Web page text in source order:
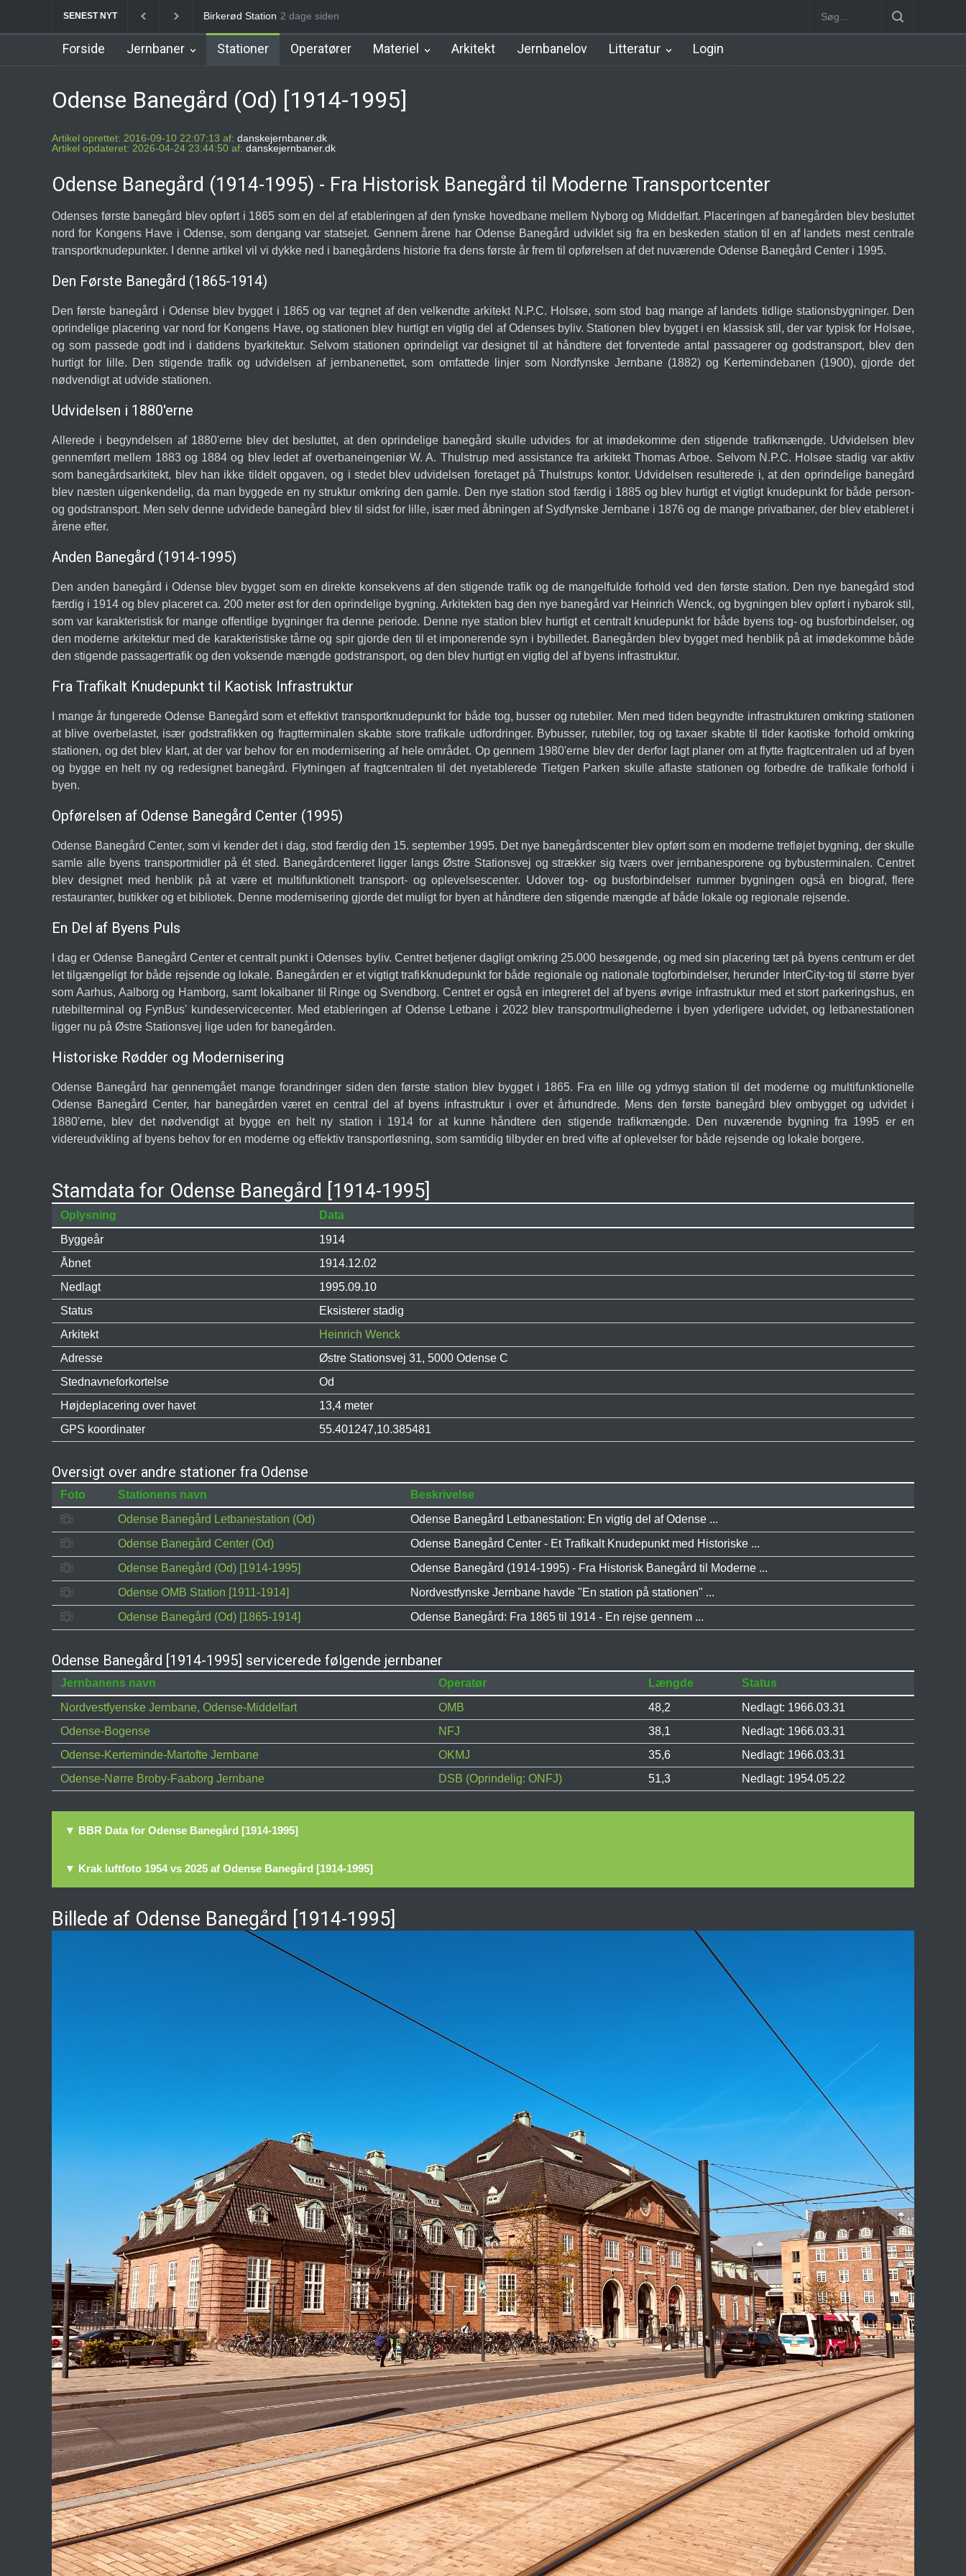
SENEST NYT Allerød Station Favrholm Station Nørrebro B Station [1886-1930] Nørrebro A Station
2 dage siden
Forside Jernbaner Stationer Operatører Materiel Arkitekt Jernbanelov Litteratur Login
Odense Banegård (Od) [1914-1995]
Artikel oprettet: 2016-09-10 22:07:13 af: danskejernbaner.dk
Artikel opdateret: 2026-04-24 23:44:50 af: danskejernbaner.dk
Odense Banegård (1914-1995) - Fra Historisk Banegård til Moderne Transportcenter
Odenses første banegård blev opført i 1865 som en del af etableringen af den fynske hovedbane mellem Nyborg og Middelfart. Placeringen af banegården blev besluttet
nord for Kongens Have i Odense, som dengang var statsejet. Gennem årene har Odense Banegård udviklet sig fra en beskeden station til en af landets mest centrale
transportknudepunkter. I denne artikel vil vi dykke ned i banegårdens historie fra dens første år frem til opførelsen af det nuværende Odense Banegård Center i 1995.
Den Første Banegård (1865-1914)
Den første banegård i Odense blev bygget i 1865 og var tegnet af den velkendte arkitekt N.P.C. Holsøe, som stod bag mange af landets tidlige stationsbygninger. Den
oprindelige placering var nord for Kongens Have, og stationen blev hurtigt en vigtig del af Odenses byliv. Stationen blev bygget i en klassisk stil, der var typisk for Holsøe,
og som passede godt ind i datidens byarkitektur. Selvom stationen oprindeligt var designet til at håndtere det forventede antal passagerer og godstransport, blev den
hurtigt for lille. Den stigende trafik og udvidelsen af jernbanenettet, som omfattede linjer som Nordfynske Jernbane (1882) og Kertemindebanen (1900), gjorde det
nødvendigt at udvide stationen.
Udvidelsen i 1880'erne
Allerede i begyndelsen af 1880'erne blev det besluttet, at den oprindelige banegård skulle udvides for at imødekomme den stigende trafikmængde. Udvidelsen blev
gennemført mellem 1883 og 1884 og blev ledet af overbaneingeniør W. A. Thulstrup med assistance fra arkitekt Thomas Arboe. Selvom N.P.C. Holsøe stadig var aktiv
som banegårdsarkitekt, blev han ikke tildelt opgaven, og i stedet blev udvidelsen foretaget på Thulstrups kontor. Udvidelsen resulterede i, at den oprindelige banegård
blev næsten uigenkendelig, da man byggede en ny struktur omkring den gamle. Den nye station stod færdig i 1885 og blev hurtigt et vigtigt knudepunkt for både person-
og godstransport. Men selv denne udvidede banegård blev til sidst for lille, især med åbningen af Sydfynske Jernbane i 1876 og de mange privatbaner, der blev etableret i
årene efter.
Anden Banegård (1914-1995)
Den anden banegård i Odense blev bygget som en direkte konsekvens af den stigende trafik og de mangelfulde forhold ved den første station. Den nye banegård stod
færdig i 1914 og blev placeret ca. 200 meter øst for den oprindelige bygning. Arkitekten bag den nye banegård var Heinrich Wenck, og bygningen blev opført i nybarok stil,
som var karakteristisk for mange offentlige bygninger fra denne periode. Denne nye station blev hurtigt et centralt knudepunkt for både byens tog- og busforbindelser, og
den moderne arkitektur med de karakteristiske tårne og spir gjorde den til et imponerende syn i bybilledet. Banegården blev bygget med henblik på at imødekomme både
den stigende passagertrafik og den voksende mængde godstransport, og den blev hurtigt en vigtig del af byens infrastruktur.
Fra Trafikalt Knudepunkt til Kaotisk Infrastruktur
I mange år fungerede Odense Banegård som et effektivt transportknudepunkt for både tog, busser og rutebiler. Men med tiden begyndte infrastrukturen omkring stationen
at blive overbelastet, især godstrafikken og fragtterminalen skabte store trafikale udfordringer. Bybusser, rutebiler, tog og taxaer skabte til tider kaotiske forhold omkring
stationen, og det blev klart, at der var behov for en modernisering af hele området. Op gennem 1980'erne blev der derfor lagt planer om at flytte fragtcentralen ud af byen
og bygge en helt ny og redesignet banegård. Flytningen af fragtcentralen til det nyetablerede Tietgen Parken skulle aflaste stationen og forbedre de trafikale forhold i
byen.
Opførelsen af Odense Banegård Center (1995)
Odense Banegård Center, som vi kender det i dag, stod færdig den 15. september 1995. Det nye banegårdscenter blev opført som en moderne trefløjet bygning, der skulle
samle alle byens transportmidler på ét sted. Banegårdcenteret ligger langs Østre Stationsvej og strækker sig tværs over jernbanesporene og bybusterminalen. Centret
blev designet med henblik på at være et multifunktionelt transport- og oplevelsescenter. Udover tog- og busforbindelser rummer bygningen også en biograf, flere
restauranter, butikker og et bibliotek. Denne modernisering gjorde det muligt for byen at håndtere den stigende mængde af både lokale og regionale rejsende.
En Del af Byens Puls
I dag er Odense Banegård Center et centralt punkt i Odenses byliv. Centret betjener dagligt omkring 25.000 besøgende, og med sin placering tæt på byens centrum er det
let tilgængeligt for både rejsende og lokale. Banegården er et vigtigt trafikknudepunkt for både regionale og nationale togforbindelser, herunder InterCity-tog til større byer
som Aarhus, Aalborg og Hamborg, samt lokalbaner til Ringe og Svendborg. Centret er også en integreret del af byens øvrige infrastruktur med et stort parkeringshus, en
rutebilterminal og FynBus' kundeservicecenter. Med etableringen af Odense Letbane i 2022 blev transportmulighederne i byen yderligere udvidet, og letbanestationen
ligger nu på Østre Stationsvej lige uden for banegården.
Historiske Rødder og Modernisering
Odense Banegård har gennemgået mange forandringer siden den første station blev bygget i 1865. Fra en lille og ydmyg station til det moderne og multifunktionelle
Odense Banegård Center, har banegården været en central del af byens infrastruktur i over et århundrede. Mens den første banegård blev ombygget og udvidet i
1880'erne, blev det nødvendigt at bygge en helt ny station i 1914 for at kunne håndtere den stigende trafikmængde. Den nuværende bygning fra 1995 er en
videreudvikling af byens behov for en moderne og effektiv transportløsning, som samtidig tilbyder en bred vifte af oplevelser for både rejsende og lokale borgere.
Stamdata for Odense Banegård [1914-1995]
Oplysning
Data
Byggeår
1914
Åbnet
1914.12.02
Nedlagt
1995.09.10
Status
Eksisterer stadig
Arkitekt
Heinrich Wenck
Adresse
Østre Stationsvej 31, 5000 Odense C
Stednavneforkortelse
Od
Højdeplacering over havet
13,4 meter
GPS koordinater
55.401247,10.385481
Oversigt over andre stationer fra Odense
Foto Stationens navn
Beskrivelse
Odense Banegård Letbanestation (Od)
Odense Banegård Letbanestation: En vigtig del af Odense ...
Odense Banegård Center (Od)
Odense Banegård Center - Et Trafikalt Knudepunkt med Historiske ...
Odense Banegård (Od) [1914-1995]
Odense Banegård (1914-1995) - Fra Historisk Banegård til Moderne ...
Odense OMB Station [1911-1914]
Nordvestfynske Jernbane havde "En station på stationen" ...
Odense Banegård (Od) [1865-1914]
Odense Banegård: Fra 1865 til 1914 - En rejse gennem ...
Odense Banegård [1914-1995] servicerede følgende jernbaner
Jernbanens navn Operatør Længde
Status
Nordvestfyenske Jernbane, Odense-Middelfart
OMB 48,2
Nedlagt: 1966.03.31
Odense-Bogense
NFJ 38,1
Nedlagt: 1966.03.31
Odense-Kerteminde-Martofte Jernbane
OKMJ 35,6
Nedlagt: 1966.03.31
Odense-Nørre Broby-Faaborg Jernbane
DSB (Oprindelig: ONFJ) 51,3 Nedlagt: 1954.05.22
▼ BBR Data for Odense Banegård [1914-1995]
▼ Krak luftfoto 1954 vs 2025 af Odense Banegård [1914-1995]
Billede af Odense Banegård [1914-1995]